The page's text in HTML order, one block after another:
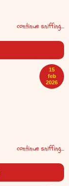
continue sniffing...
15
feb
2026
continue sniffing...